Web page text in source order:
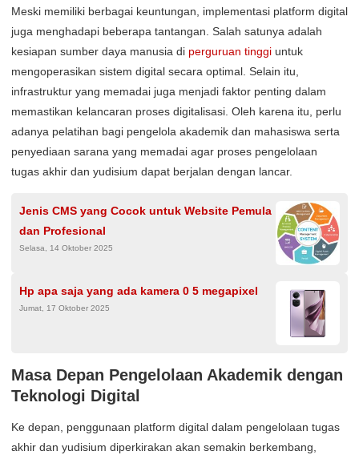
Meski memiliki berbagai keuntungan, implementasi platform digital
juga menghadapi beberapa tantangan. Salah satunya adalah
kesiapan sumber daya manusia di perguruan tinggi untuk
mengoperasikan sistem digital secara optimal. Selain itu,
infrastruktur yang memadai juga menjadi faktor penting dalam
memastikan kelancaran proses digitalisasi. Oleh karena itu, perlu
adanya pelatihan bagi pengelola akademik dan mahasiswa serta
penyediaan sarana yang memadai agar proses pengelolaan
tugas akhir dan yudisium dapat berjalan dengan lancar.
Jenis CMS yang Cocok untuk Website Pemula
dan Profesional
Selasa, 14 Oktober 2025
Hp apa saja yang ada kamera 0 5 megapixel
Jumat, 17 Oktober 2025
Masa Depan Pengelolaan Akademik dengan
Teknologi Digital
Ke depan, penggunaan platform digital dalam pengelolaan tugas
akhir dan yudisium diperkirakan akan semakin berkembang,